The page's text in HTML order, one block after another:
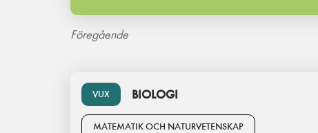
Föregående
VUX BIOLOGI
MATEMATIK OCH NATURVETENSKAP